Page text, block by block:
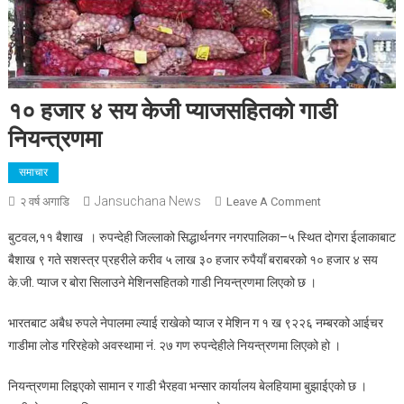
१० हजार ४ सय केजी प्याजसहितको गाडी
नियन्त्रणमा
समाचार
२ वर्ष अगाडि Jansuchana News Leave A CommentOn
हजार
४
प्याजसहितको
गाडी
बुटवल,११ बैशाख । रुपन्देही जिल्लाको सिद्धार्थनगर नगरपालिका–५ स्थित दोगरा ईलाकाबाट
बैशाख ९ गते सशस्त्र प्रहरीले करीव ५ लाख ३० हजार रुपैयाँ बराबरको १० हजार ४ सय
के.जी. प्याज र बोरा सिलाउने मेशिनसहितको गाडी नियन्त्रणमा लिएको छ ।
भारतबाट अबैध रुपले नेपालमा ल्याई राखेको प्याज र मेशिन ग १ ख ९२२६ नम्बरको आईचर
गाडीमा लोड गरिरहेको अवस्थामा नं. २७ गण रुपन्देहीले नियन्त्रणमा लिएको हो ।
नियन्त्रणमा लिइएको सामान र गाडी भैरहवा भन्सार कार्यालय बेलहियामा बुझाईएको छ ।